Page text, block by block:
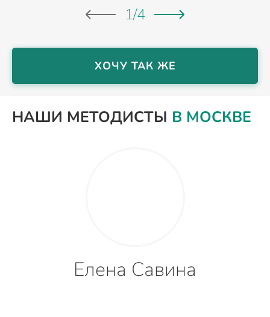
1/4
ХОЧУ ТАК ЖЕ
НАШИ МЕТОДИСТЫ В МОСКВЕ
Елена Савина